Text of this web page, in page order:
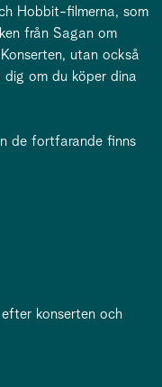
Hobbit-filmerna, som
från Sagan om
utan också
om du köper dina
de fortfarande finns
konserten och